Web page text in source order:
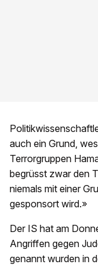
auch ein Grund,
Terrorgruppen
begrüsst zwar den
niemals mit einer
gesponsort wird.»
Der IS hat am
Angriffen gegen
genannt wurden in